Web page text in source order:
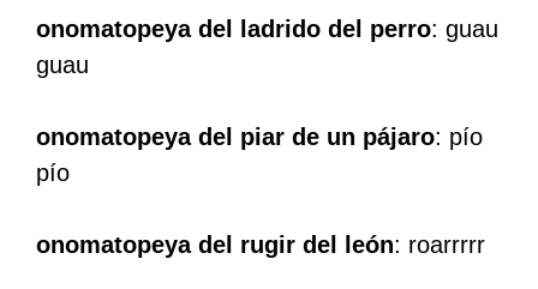
onomatopeya del ladrido del perro: guau
guau
onomatopeya del piar de un pájaro: pío
pío
onomatopeya del rugir del león: roarrrrr